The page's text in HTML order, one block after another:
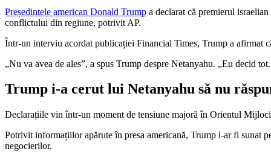
Președintele american Donald Trump a declarat că premierul
conflictului din regiune, potrivit AP.
Într-un interviu acordat publicației Financial Times, Trump a afirmat
„Nu va avea de ales”, a spus Trump despre Netanyahu. „Eu decid
Trump i-a cerut lui Netanyahu să nu
Declarațiile vin într-un moment de tensiune majoră în Orientul
Potrivit informațiilor apărute în presa americană, Trump l-ar fi sunat
negocierilor.